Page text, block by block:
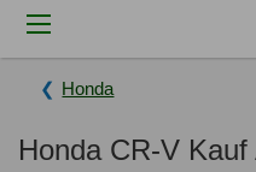
Honda
Honda CR-V